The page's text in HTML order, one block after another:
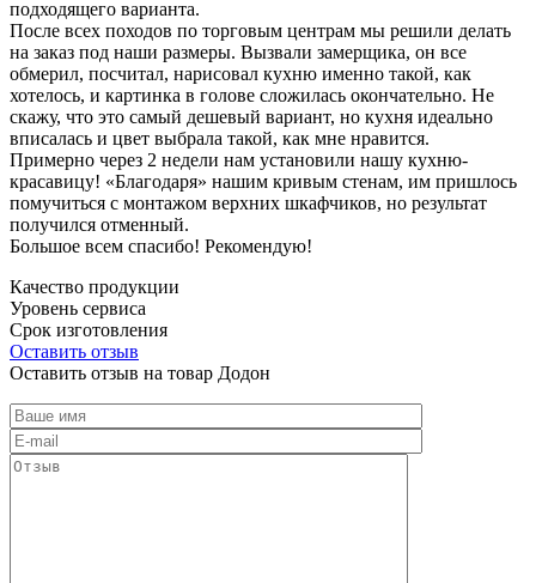
подходящего варианта.
После всех походов по торговым центрам мы решили делать
на заказ под наши размеры. Вызвали замерщика, он все
обмерил, посчитал, нарисовал кухню именно такой, как
хотелось, и картинка в голове сложилась окончательно. Не
скажу, что это самый дешевый вариант, но кухня идеально
вписалась и цвет выбрала такой, как мне нравится.
Примерно через 2 недели нам установили нашу кухню-
красавицу! «Благодаря» нашим кривым стенам, им пришлось
помучиться с монтажом верхних шкафчиков, но результат
получился отменный.
Большое всем спасибо! Рекомендую!
Качество продукции
Уровень сервиса
Срок изготовления
Оставить отзыв
Оставить отзыв на товар Додон